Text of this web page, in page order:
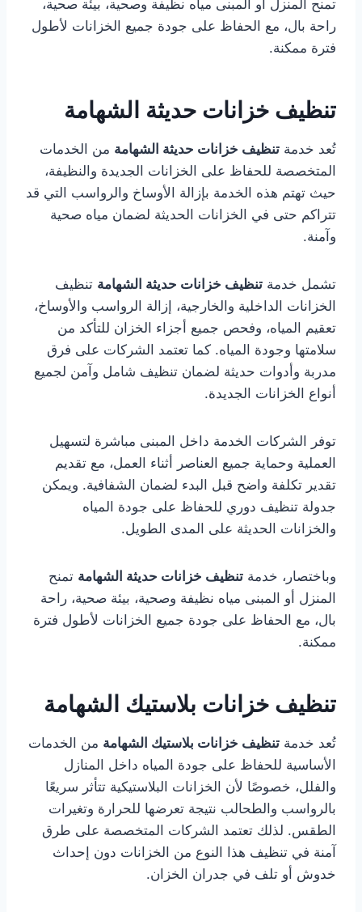
تمنح المنزل أو المبنى مياه نظيفة وصحية، بيئة صحية،
راحة بال، مع الحفاظ على جودة جميع الخزانات لأطول
فترة ممكنة.
تنظيف خزانات حديثة الشهامة
تُعد خدمة تنظيف خزانات حديثة الشهامة من الخدمات
المتخصصة للحفاظ على الخزانات الجديدة والنظيفة،
حيث تهتم هذه الخدمة بإزالة الأوساخ والرواسب التي قد
تتراكم حتى في الخزانات الحديثة لضمان مياه صحية
وآمنة.
تشمل خدمة تنظيف خزانات حديثة الشهامة تنظيف
الخزانات الداخلية والخارجية، إزالة الرواسب والأوساخ،
تعقيم المياه، وفحص جميع أجزاء الخزان للتأكد من
سلامتها وجودة المياه. كما تعتمد الشركات على فرق
مدربة وأدوات حديثة لضمان تنظيف شامل وآمن لجميع
أنواع الخزانات الجديدة.
توفر الشركات الخدمة داخل المبنى مباشرة لتسهيل
العملية وحماية جميع العناصر أثناء العمل، مع تقديم
تقدير تكلفة واضح قبل البدء لضمان الشفافية. ويمكن
جدولة تنظيف دوري للحفاظ على جودة المياه
والخزانات الحديثة على المدى الطويل.
وباختصار، خدمة تنظيف خزانات حديثة الشهامة تمنح
المنزل أو المبنى مياه نظيفة وصحية، بيئة صحية، راحة
بال، مع الحفاظ على جودة جميع الخزانات لأطول فترة
ممكنة.
تنظيف خزانات بلاستيك الشهامة
تُعد خدمة تنظيف خزانات بلاستيك الشهامة من الخدمات
الأساسية للحفاظ على جودة المياه داخل المنازل
والفلل، خصوصًا لأن الخزانات البلاستيكية تتأثر سريعًا
بالرواسب والطحالب نتيجة تعرضها للحرارة وتغيرات
الطقس. لذلك تعتمد الشركات المتخصصة على طرق
آمنة في تنظيف هذا النوع من الخزانات دون إحداث
خدوش أو تلف في جدران الخزان.